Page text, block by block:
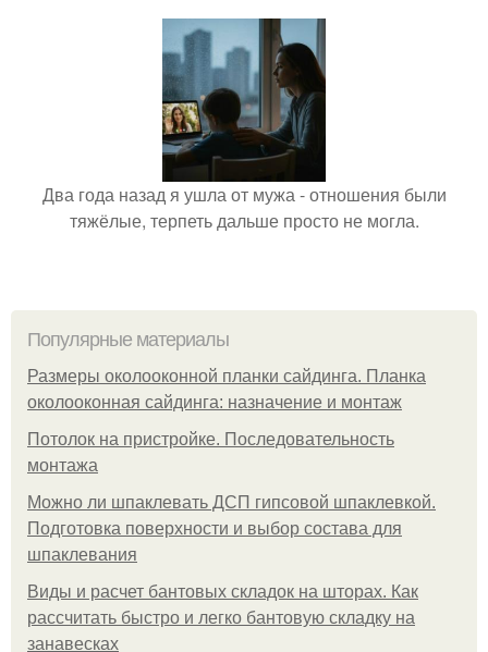
Два года назад я ушла от мужа - отношения были
тяжёлые, терпеть дальше просто не могла.
Популярные материалы
Размеры околооконной планки сайдинга. Планка
околооконная сайдинга: назначение и монтаж
Потолок на пристройке. Последовательность
монтажа
Можно ли шпаклевать ДСП гипсовой шпаклевкой.
Подготовка поверхности и выбор состава для
шпаклевания
Виды и расчет бантовых складок на шторах. Как
рассчитать быстро и легко бантовую складку на
занавесках